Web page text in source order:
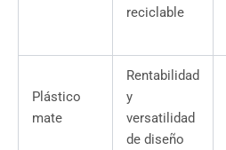
reciclable
Plástico
mate
Rentabilidad
y
versatilidad
de diseño